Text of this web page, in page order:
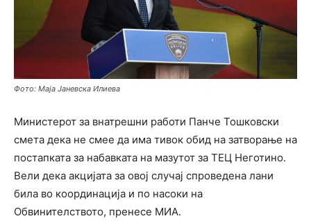
Фото: Маја Јаневска Илиева
Министерот за внатрешни работи Панче Тошковски
смета дека не смее да има тивок обид на затворање на
постапката за набавката на мазутот за ТЕЦ Неготино.
Вели дека акцијата за овој случај спроведена лани
била во координација и по насоки на
Обвинителството, пренесе МИА.